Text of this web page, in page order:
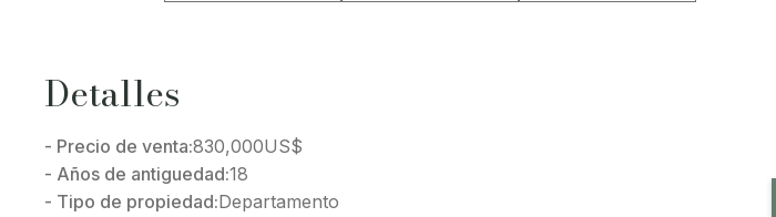
Detalles
- Precio de venta:830,000US$
- Años de antiguedad:18
- Tipo de propiedad:Departamento